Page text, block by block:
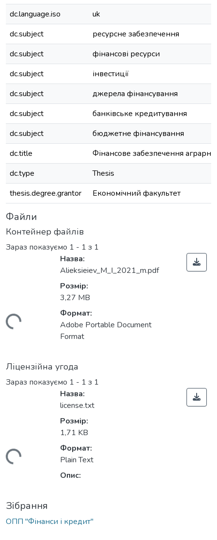
dc.language.iso
uk
dc.subject
ресурсне забезпечення
dc.subject
фінансові ресурси
dc.subject
інвестиції
dc.subject
джерела фінансування
dc.subject
банківське кредитування
dc.subject
бюджетне фінансування
dc.title
Фінансове забезпечення
dc.type
Thesis
thesis.degree.grantor
Економічний факультет
Файли
Контейнер файлів
Зараз показуємо 1 - 1 з 1
Назва:
Alieksieiev_M_I_2021_m.pdf
Розмір:
3,27 MB
Формат:
Adobe Portable Document
Format
Ліцензійна угода
Зараз показуємо 1 - 1 з 1
Назва:
license.txt
Розмір:
1,71 KB
Формат:
Plain Text
Опис:
Зібрання
ОПП "Фінанси і кредит"